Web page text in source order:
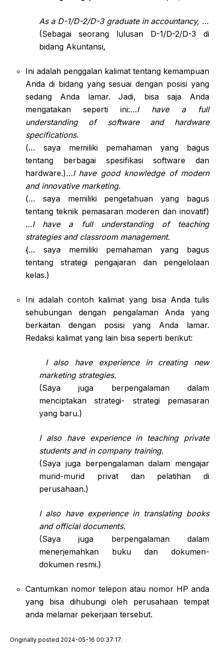
As a D-1/D-2/D-3 graduate in accountancy, …
(Sebagai seorang lulusan D-1/D-2/D-3 di
bidang Akuntansi,
Ini adalah penggalan kalimat tentang kemampuan
Anda di bidang yang sesuai dengan posisi yang
sedang Anda lamar. Jadi, bisa saja Anda
mengatakan seperti ini:…I have a full
understanding of software and hardware
specifications.
(… saya memiliki pemahaman yang bagus
tentang berbagai spesifikasi software dan
hardware.)…I have good knowledge of modern
and innovative marketing.
(… saya memiliki pengetahuan yang bagus
tentang teknik pemasaran moderen dan inovatif)
…I have a full understanding of teaching
strategies and classroom management.
{… saya memiliki pemahaman yang bagus
tentang strategi pengajaran dan pengelolaan
kelas.)
Ini adalah contoh kalimat yang bisa Anda tulis
sehubungan dengan pengalaman Anda yang
berkaitan dengan posisi yang Anda lamar.
Redaksi kalimat yang lain bisa seperti berikut:
I also have experience in creating new
marketing strategies.
(Saya juga berpengalaman dalam
menciptakan strategi- strategi pemasaran
yang baru.)
I also have experience in teaching private
students and in company training.
(Saya juga berpengalaman dalam mengajar
murid-murid privat dan pelatihan di
perusahaan.)
I also have experience in translating books
and official documents.
(Saya juga berpengalaman dalam
menerjemahkan buku dan dokumen-
dokumen resmi.)
Cantumkan nomor telepon atau nomor HP anda
yang bisa dihubungi oleh perusahaan tempat
anda melamar pekerjaan tersebut.
Originally posted 2024-05-16 00:37:17.